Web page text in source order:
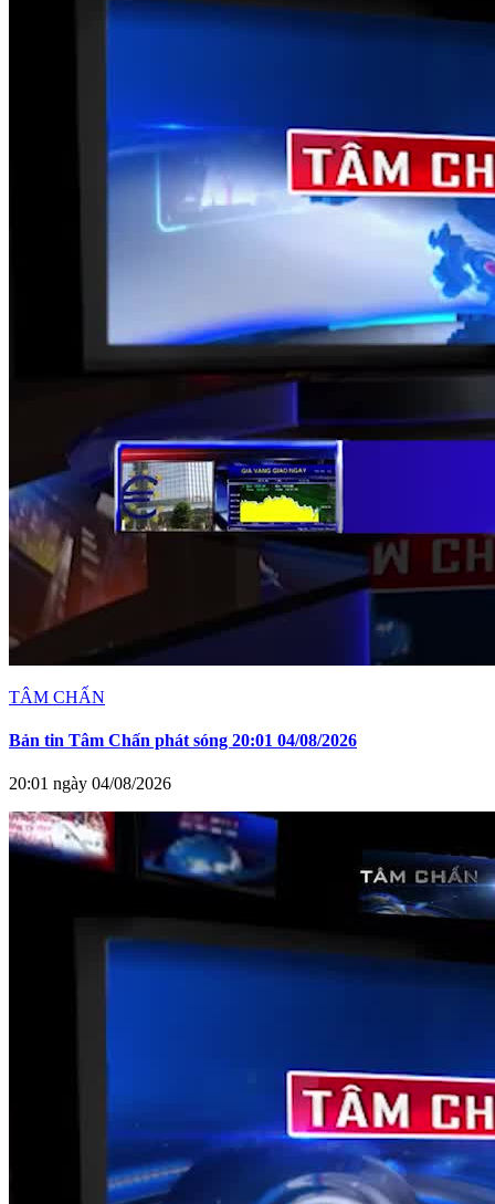
TÂM CHẤN
Bản tin Tâm Chấn phát sóng 20:01 04/08/2026
20:01 ngày 04/08/2026